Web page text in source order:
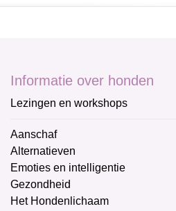
Informatie over honden
Lezingen en workshops
Aanschaf
Alternatieven
Emoties en intelligentie
Gezondheid
Het Hondenlichaam